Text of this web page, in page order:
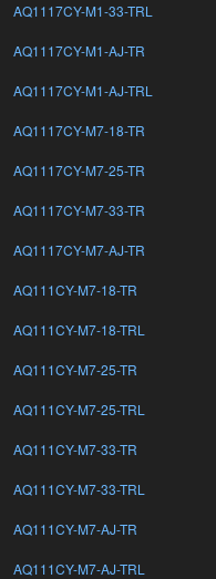
AQ1117CY-M1-33-TRL
AQ1117CY-M1-AJ-TR
AQ1117CY-M1-AJ-TRL
AQ1117CY-M7-18-TR
AQ1117CY-M7-25-TR
AQ1117CY-M7-33-TR
AQ1117CY-M7-AJ-TR
AQ111CY-M7-18-TR
AQ111CY-M7-18-TRL
AQ111CY-M7-25-TR
AQ111CY-M7-25-TRL
AQ111CY-M7-33-TR
AQ111CY-M7-33-TRL
AQ111CY-M7-AJ-TR
AQ111CY-M7-AJ-TRL